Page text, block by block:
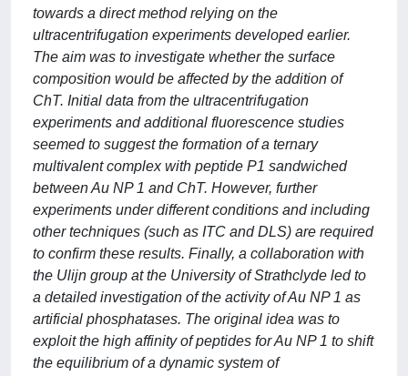
towards a direct method relying on the
ultracentrifugation experiments developed earlier.
The aim was to investigate whether the surface
composition would be affected by the addition of
ChT. Initial data from the ultracentrifugation
experiments and additional fluorescence studies
seemed to suggest the formation of a ternary
multivalent complex with peptide P1 sandwiched
between Au NP 1 and ChT. However, further
experiments under different conditions and including
other techniques (such as ITC and DLS) are required
to confirm these results. Finally, a collaboration with
the Ulijn group at the University of Strathclyde led to
a detailed investigation of the activity of Au NP 1 as
artificial phosphatases. The original idea was to
exploit the high affinity of peptides for Au NP 1 to shift
the equilibrium of a dynamic system of